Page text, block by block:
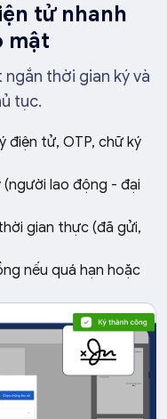
tử nhanh
mật
thời gian ký và
tục.
điện tử, OTP, chữ ký
lao động - đại
gian thực (đã gửi,
nếu quá hạn hoặc